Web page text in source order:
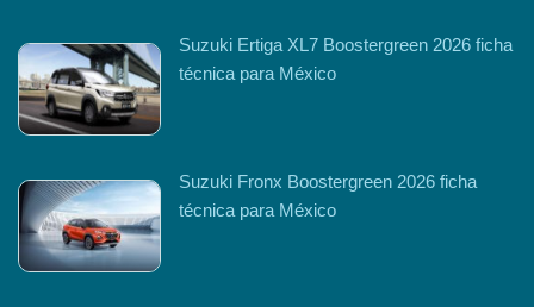
Suzuki Ertiga XL7 Boostergreen 2026 ficha
técnica para México
Suzuki Fronx Boostergreen 2026 ficha
técnica para México